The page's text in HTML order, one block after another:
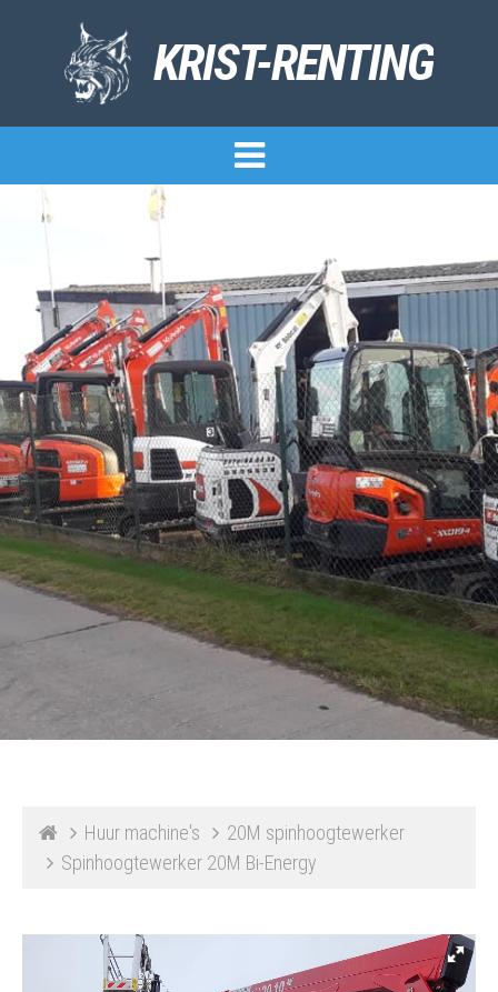
KRIST-RENTING
Huur machine's
20M spinhoogtewerker
Spinhoogtewerker 20M Bi-Energy